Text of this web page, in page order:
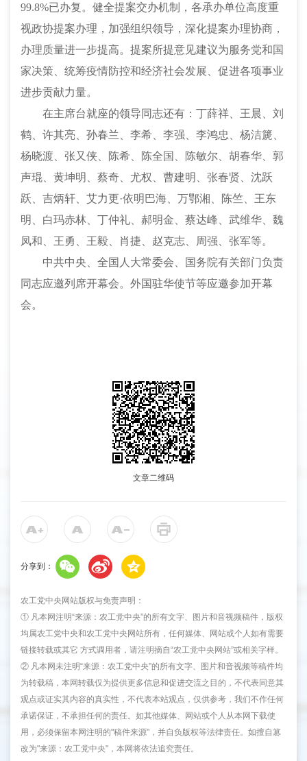
99.8%已办复。健全提案交办机制，各承办单位高度重
视政协提案办理，加强组织领导，深化提案办理协商，
办理质量进一步提高。提案所提意见建议为服务党和国
家决策、统筹疫情防控和经济社会发展、促进各项事业
进步贡献力量。
在主席台就座的领导同志还有：丁薛祥、王晨、刘
鹤、许其亮、孙春兰、李希、李强、李鸿忠、杨洁篪、
杨晓渡、张又侠、陈希、陈全国、陈敏尔、胡春华、郭
声琨、黄坤明、蔡奇、尤权、曹建明、张春贤、沈跃
跃、吉炳轩、艾力更·依明巴海、万鄂湘、陈竺、王东
明、白玛赤林、丁仲礼、郝明金、蔡达峰、武维华、魏
凤和、王勇、王毅、肖捷、赵克志、周强、张军等。
中共中央、全国人大常委会、国务院有关部门负责
同志应邀列席开幕会。外国驻华使节等应邀参加开幕
会。
文章二维码
分享到：
农工党中央网站版权与免责声明：
① 凡本网注明“来源：农工党中央”的所有文字、图片和音视频稿件，版权
均属农工党中央和农工党中央网站所有，任何媒体、网站或个人如有需要
链接转载或其它 方式调用者，请注明摘自“农工党中央网站”或相关字样。
② 凡本网未注明“来源：农工党中央”的所有文字、图片和音视频等稿件均
为转载稿，本网转载仅为提供更多信息和促进交流之目的，不代表同意其
观点或证实其内容的真实性，不代表本站观点，仅供参考，我们不作任何
承诺保证，不承担任何的责任。如其他媒体、网站或个人从本网下载使
用，必须保留本网注明的"稿件来源"，并自负版权等法律责任。如擅自篡
改为"来源：农工党中央"，本网将依法追究责任。